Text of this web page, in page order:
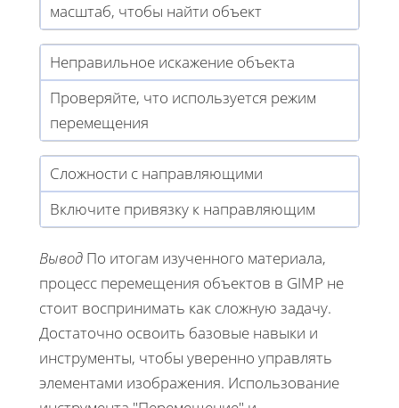
масштаб, чтобы найти объект
Неправильное искажение объекта
Проверяйте, что используется режим
перемещения
Сложности с направляющими
Включите привязку к направляющим
Вывод По итогам изученного материала,
процесс перемещения объектов в GIMP не
стоит воспринимать как сложную задачу.
Достаточно освоить базовые навыки и
инструменты, чтобы уверенно управлять
элементами изображения. Использование